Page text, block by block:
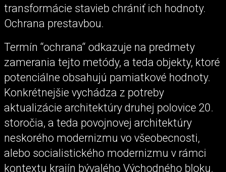
transformácie stavieb chrániť ich hodnoty.
Ochrana prestavbou.
Termín “ochrana“ odkazuje na predmety
zamerania tejto metódy, a teda objekty, ktoré
potenciálne obsahujú pamiatkové hodnoty.
Konkrétnejšie vychádza z potreby
aktualizácie architektúry druhej polovice 20.
storočia, a teda povojnovej architektúry
neskorého modernizmu vo všeobecnosti,
alebo socialistického modernizmu v rámci
kontextu krajín bývalého Východného bloku.